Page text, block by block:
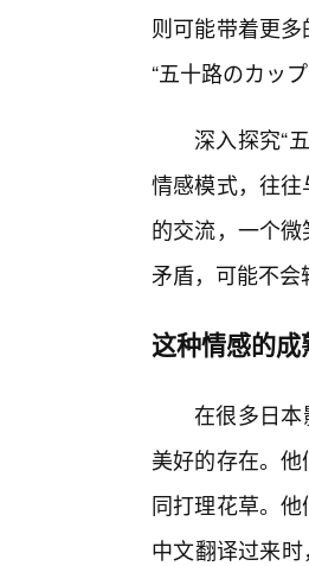
则可能带着更
“五十路のカッ
深入探究“
情感模式，往
的交流，一个
矛盾，可能不
这种情感的
在很多日
美好的存在。
同打理花草。
中文翻译过来